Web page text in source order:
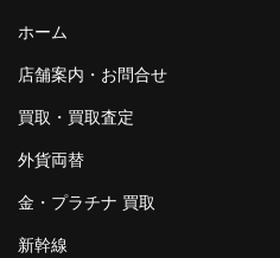
ホーム
店舗案内・お問合せ
買取・買取査定
外貨両替
金・プラチナ 買取
新幹線